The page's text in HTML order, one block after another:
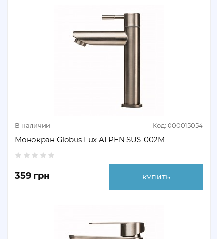
В наличии Код: 000015054
Монокран Globus Lux ALPEN SUS-002M
359 грн КУПИТЬ